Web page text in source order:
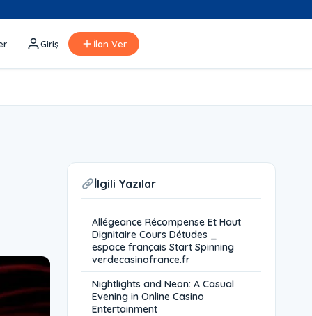
Giriş İlan Ver
İlgili Yazılar
Allégeance Récompense Et Haut
Dignitaire Cours Détudes _
espace français Start Spinning
verdecasinofrance.fr
Nightlights and Neon: A Casual
Evening in Online Casino
Entertainment